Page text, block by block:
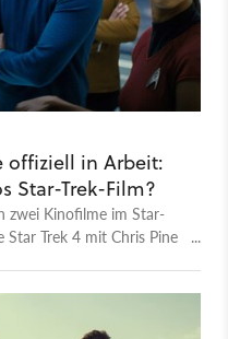
offiziell in Arbeit:
Star-Trek-Film?
zwei Kinofilme im Star-
Trek 4 mit Chris Pine